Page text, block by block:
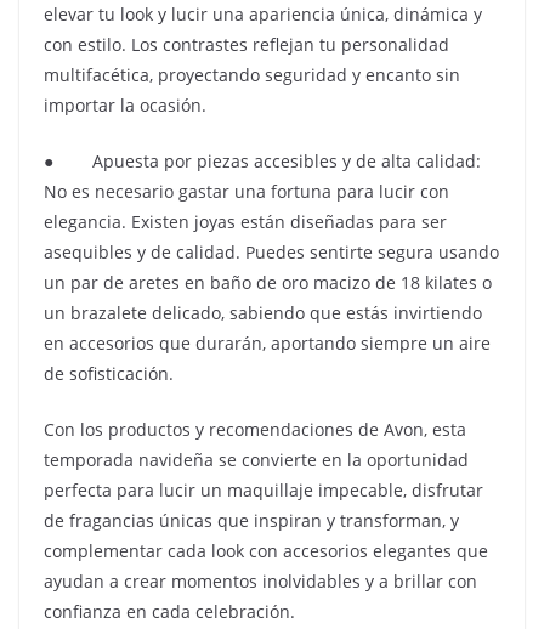
elevar tu look y lucir una apariencia única, dinámica y
con estilo. Los contrastes reflejan tu personalidad
multifacética, proyectando seguridad y encanto sin
importar la ocasión.
● Apuesta por piezas accesibles y de alta calidad:
No es necesario gastar una fortuna para lucir con
elegancia. Existen joyas están diseñadas para ser
asequibles y de calidad. Puedes sentirte segura usando
un par de aretes en baño de oro macizo de 18 kilates o
un brazalete delicado, sabiendo que estás invirtiendo
en accesorios que durarán, aportando siempre un aire
de sofisticación.
Con los productos y recomendaciones de Avon, esta
temporada navideña se convierte en la oportunidad
perfecta para lucir un maquillaje impecable, disfrutar
de fragancias únicas que inspiran y transforman, y
complementar cada look con accesorios elegantes que
ayudan a crear momentos inolvidables y a brillar con
confianza en cada celebración.